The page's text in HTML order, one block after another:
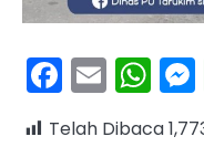
Email
Telah Dibaca